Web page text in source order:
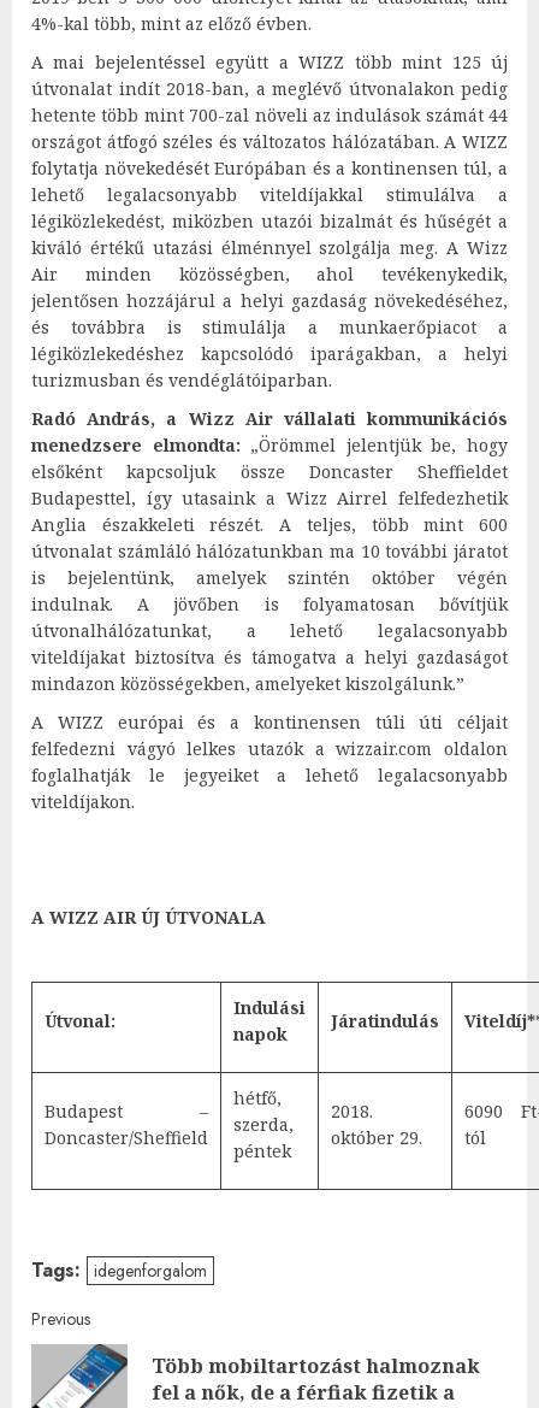
4%-kal több, mint az előző évben.
A mai bejelentéssel együtt a WIZZ több mint 125 új
útvonalat indít 2018-ban, a meglévő útvonalakon pedig
hetente több mint 700-zal növeli az indulások számát 44
országot átfogó széles és változatos hálózatában. A WIZZ
folytatja növekedését Európában és a kontinensen túl, a
lehető legalacsonyabb viteldíjakkal stimulálva a
légiközlekedést, miközben utazói bizalmát és hűségét a
kiváló értékű utazási élménnyel szolgálja meg. A Wizz
Air minden közösségben, ahol tevékenykedik,
jelentősen hozzájárul a helyi gazdaság növekedéséhez,
és továbbra is stimulálja a munkaerőpiacot a
légiközlekedéshez kapcsolódó iparágakban, a helyi
turizmusban és vendéglátóiparban.
Radó András, a Wizz Air vállalati kommunikációs
menedzsere elmondta: „Örömmel jelentjük be, hogy
elsőként kapcsoljuk össze Doncaster Sheffieldet
Budapesttel, így utasaink a Wizz Airrel felfedezhetik
Anglia északkeleti részét. A teljes, több mint 600
útvonalat számláló hálózatunkban ma 10 további járatot
is bejelentünk, amelyek szintén október végén
indulnak. A jövőben is folyamatosan bővítjük
útvonalhálózatunkat, a lehető legalacsonyabb
viteldíjakat biztosítva és támogatva a helyi gazdaságot
mindazon közösségekben, amelyeket kiszolgálunk.”
A WIZZ európai és a kontinensen túli úti céljait
felfedezni vágyó lelkes utazók a wizzair.com oldalon
foglalhatják le jegyeiket a lehető legalacsonyabb
viteldíjakon.
A WIZZ AIR ÚJ ÚTVONALA
Útvonal:
Indulási
napok
Járatindulás
Budapest –
Doncaster/Sheffield
hétfő,
szerda,
péntek
2018.
október 29.
6090
tól
Tags: idegenforgalom
Post
navigation
Previous
Több mobiltartozást halmoznak
fel a nők, de a férfiak fizetik a